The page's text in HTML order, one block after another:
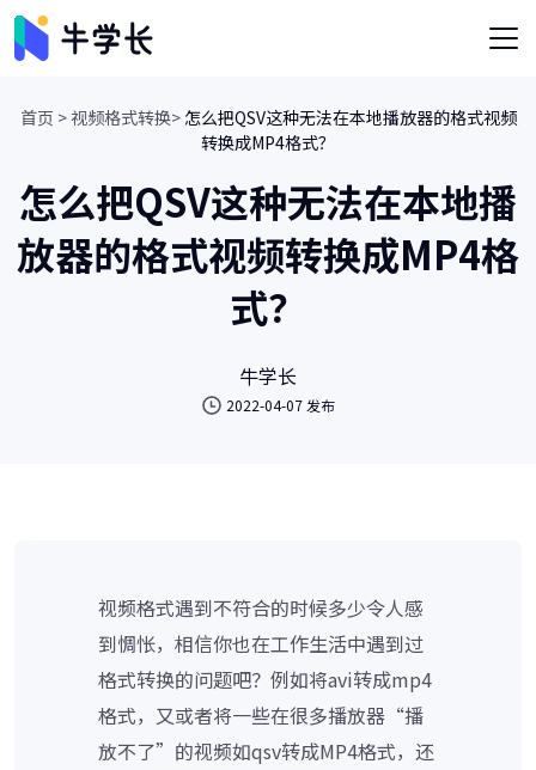
首页 >视频格式转换> 怎么把QSV这种无法在本地播放器的格式视频
转换成MP4格式？
怎么把QSV这种无法在本地播
放器的格式视频转换成MP4格
式？
牛学长
2022-04-07 发布
视频格式遇到不符合的时候多少令人感
到惆怅，相信你也在工作生活中遇到过
格式转换的问题吧？例如将avi转成mp4
格式，又或者将一些在很多播放器“播
放不了”的视频如qsv转成MP4格式，还